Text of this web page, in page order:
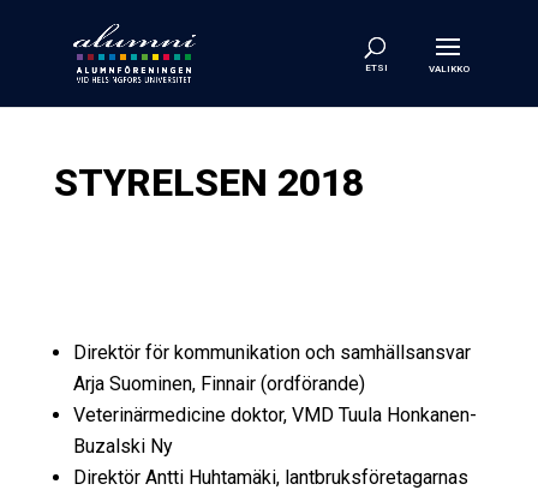
STYRELSEN 2018
Direktör för kommunikation och samhällsansvar
Arja Suominen, Finnair (ordförande)
Veterinärmedicine doktor, VMD Tuula Honkanen-
Buzalski Ny
Direktör Antti Huhtamäki, lantbruksföretagarnas